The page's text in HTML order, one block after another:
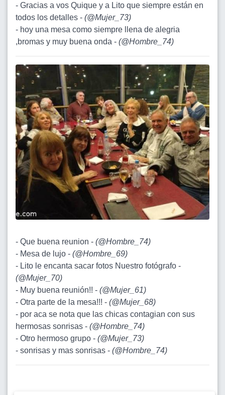
- Gracias a vos Quique y a Lito que siempre están en
todos los detalles - (@Mujer_73)
- hoy una mesa como siempre llena de alegria
,bromas y muy buena onda - (@Hombre_74)
- Que buena reunion - (@Hombre_74)
- Mesa de lujo - (@Hombre_69)
- Lito le encanta sacar fotos Nuestro fotógrafo -
(@Mujer_70)
- Muy buena reunión!! - (@Mujer_61)
- Otra parte de la mesa!!! - (@Mujer_68)
- por aca se nota que las chicas contagian con sus
hermosas sonrisas - (@Hombre_74)
- Otro hermoso grupo - (@Mujer_73)
- sonrisas y mas sonrisas - (@Hombre_74)